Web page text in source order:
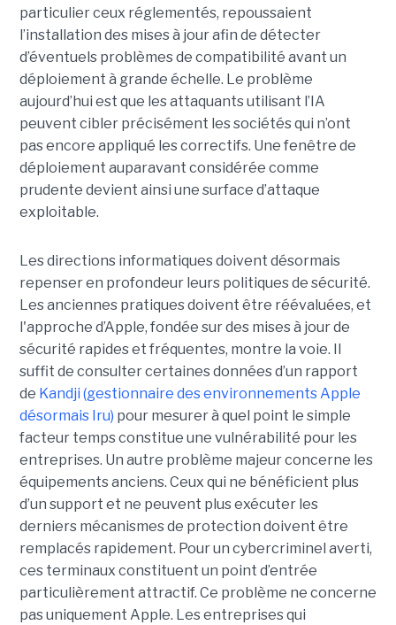
particulier ceux réglementés, repoussaient
l’installation des mises à jour afin de détecter
d’éventuels problèmes de compatibilité avant un
déploiement à grande échelle. Le problème
aujourd’hui est que les attaquants utilisant l’IA
peuvent cibler précisément les sociétés qui n’ont
pas encore appliqué les correctifs. Une fenêtre de
déploiement auparavant considérée comme
prudente devient ainsi une surface d’attaque
exploitable.
Les directions informatiques doivent désormais
repenser en profondeur leurs politiques de sécurité.
Les anciennes pratiques doivent être réévaluées, et
l'approche d’Apple, fondée sur des mises à jour de
sécurité rapides et fréquentes, montre la voie. Il
suffit de consulter certaines données d’un rapport
de Kandji (gestionnaire des environnements Apple
désormais Iru) pour mesurer à quel point le simple
facteur temps constitue une vulnérabilité pour les
entreprises. Un autre problème majeur concerne les
équipements anciens. Ceux qui ne bénéficient plus
d’un support et ne peuvent plus exécuter les
derniers mécanismes de protection doivent être
remplacés rapidement. Pour un cybercriminel averti,
ces terminaux constituent un point d’entrée
particulièrement attractif. Ce problème ne concerne
pas uniquement Apple. Les entreprises qui